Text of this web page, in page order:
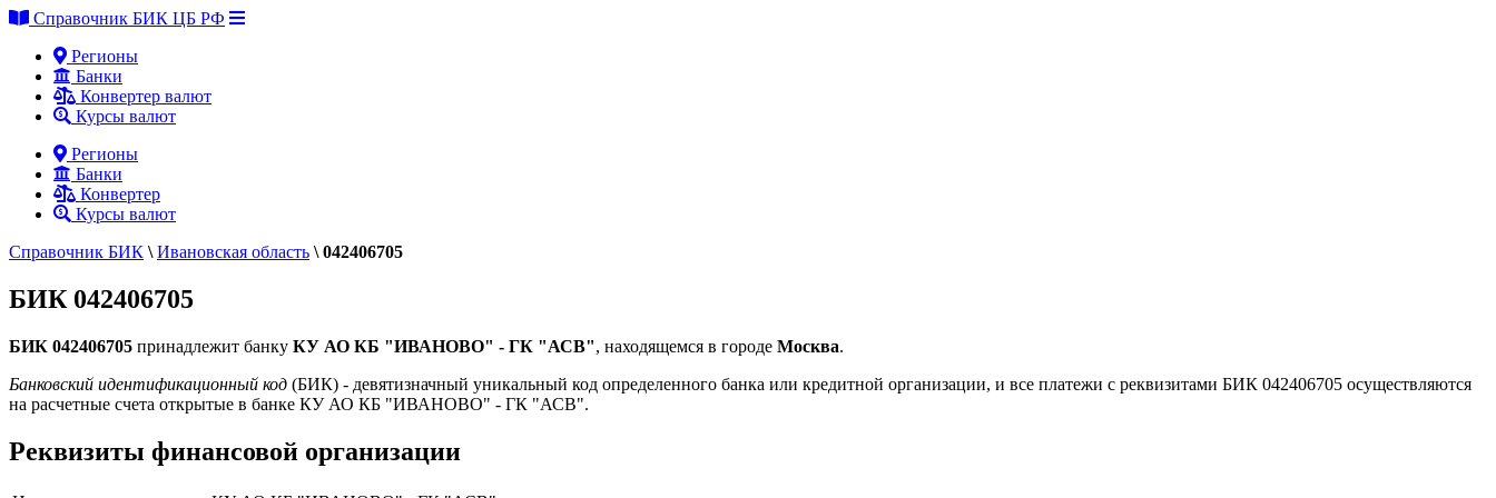
Справочник БИК ЦБ РФ
Регионы
Банки
Конвертер валют
Курсы валют
Регионы
Банки
Конвертер
Курсы валют
Справочник БИК \ Ивановская область \ 042406705
БИК 042406705
БИК 042406705 принадлежит банку КУ АО КБ "ИВАНОВО" - ГК "АСВ", находящемся в городе Москва.
Банковский идентификационный код (БИК) - девятизначный уникальный код определенного банка или кредитной организации, и все платежи с реквизитами БИК 042406705 осуществляются
на расчетные счета открытые в банке КУ АО КБ "ИВАНОВО" - ГК "АСВ".
Реквизиты финансовой организации